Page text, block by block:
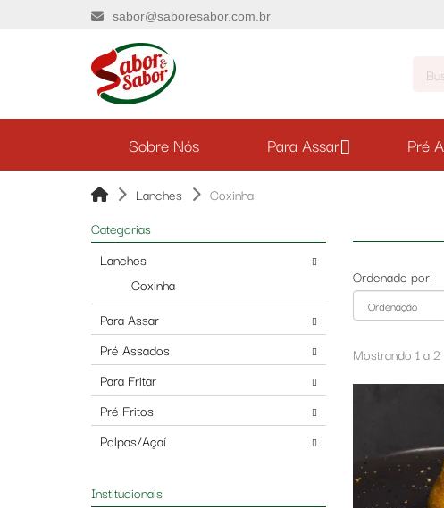
sabor@saboresabor.com.br
Sobre Nós Para Assar Pré
Lanches
Coxinha
Categorias
Lanches
Coxinha
Para Assar
Pré Assados
Para Fritar
Pré Fritos
Polpas/Açaí
Institucionais
Ordenado por:
Mostrando 1 a